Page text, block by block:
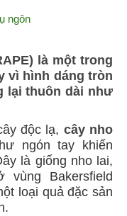
ngôn
là một trong
vì hình dáng tròn
lại thuôn dài như
độc lạ, cây nho
ngón tay khiến
là giống nho lai,
Bakersfield
loại quả đặc sản